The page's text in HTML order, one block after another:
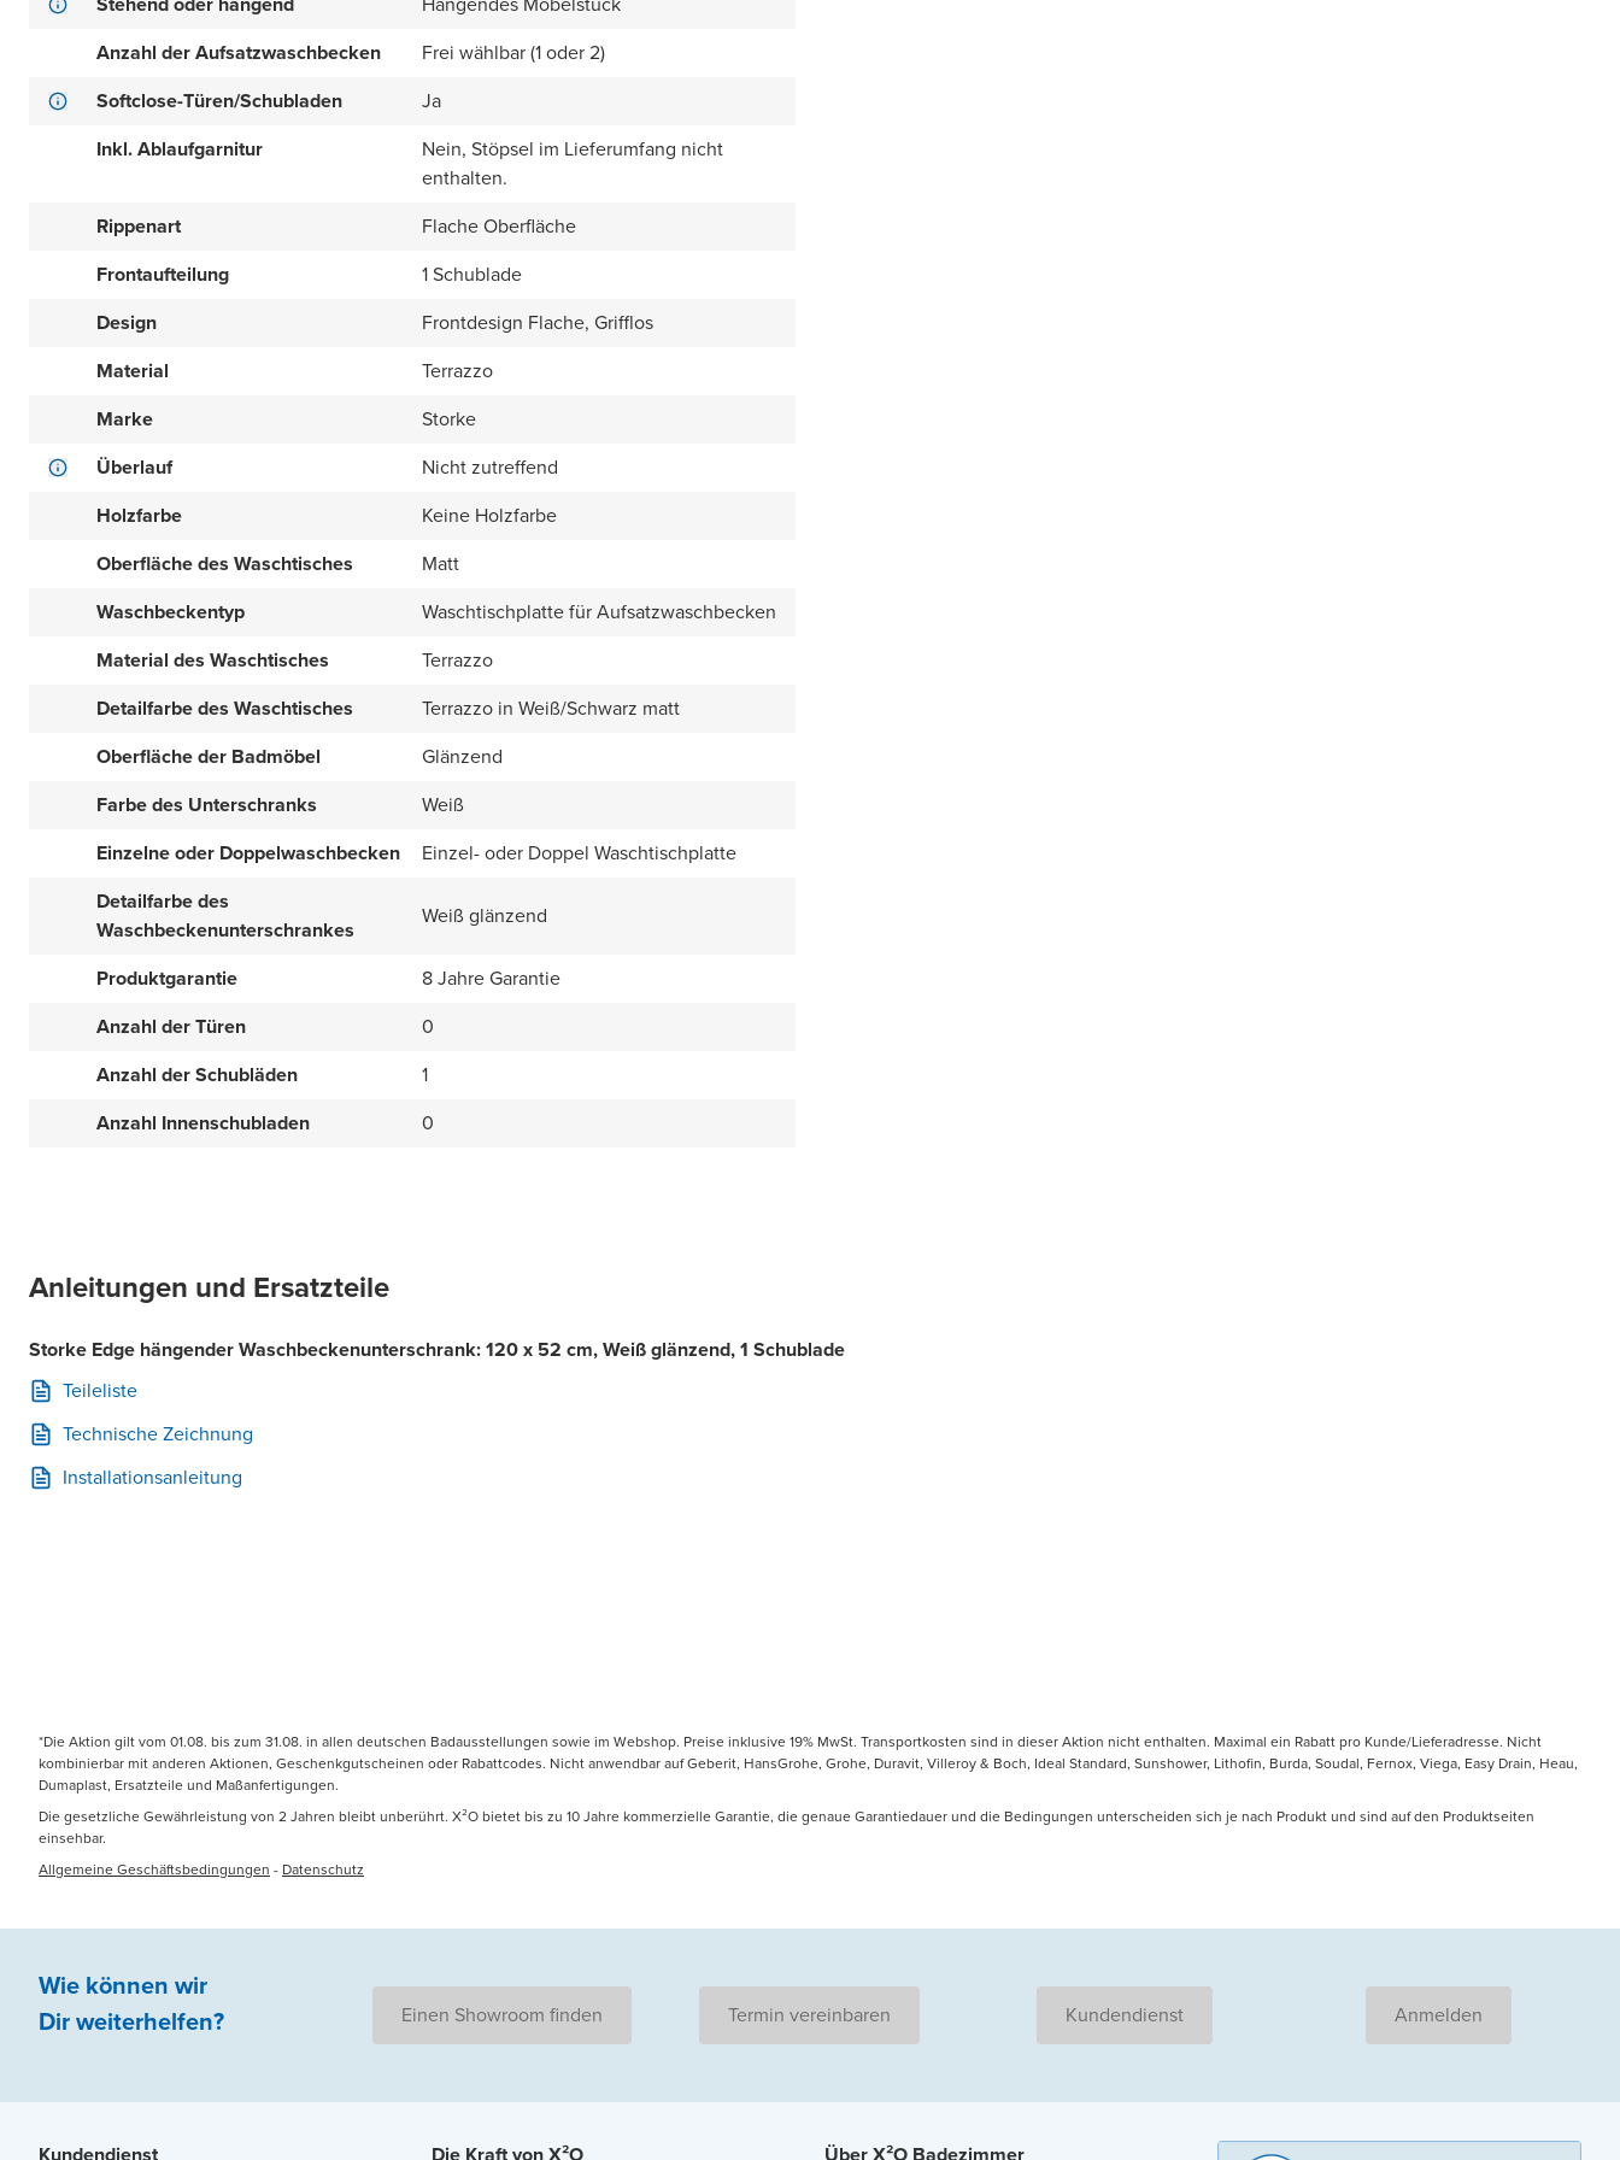
Anzahl der Aufsatzwaschbecken
Frei wählbar (1 oder 2)
Softclose-Türen/Schubladen
Ja
Inkl. Ablaufgarnitur
Nein, Stöpsel im Lieferumfang nicht
enthalten.
Rippenart
Flache Oberfläche
Frontaufteilung
1 Schublade
Design
Frontdesign Flache, Grifflos
Material
Terrazzo
Marke
Storke
Überlauf
Nicht zutreffend
Holzfarbe
Keine Holzfarbe
Oberfläche des Waschtisches
Matt
Waschbeckentyp
Waschtischplatte für Aufsatzwaschbecken
Material des Waschtisches
Terrazzo
Detailfarbe des Waschtisches
Terrazzo in Weiß/Schwarz matt
Oberfläche der Badmöbel
Glänzend
Farbe des Unterschranks
Weiß
Einzelne oder Doppelwaschbecken
Einzel- oder Doppel Waschtischplatte
Detailfarbe des
Waschbeckenunterschrankes
Weiß glänzend
Produktgarantie
8 Jahre Garantie
Anzahl der Türen
0
Anzahl der Schubläden
1
Anzahl Innenschubladen
0
Anleitungen und Ersatzteile
Storke Edge hängender Waschbeckenunterschrank: 120 x 52 cm, Weiß glänzend, 1 Schublade
Teileliste
Technische Zeichnung
Installationsanleitung
*Die Aktion gilt vom 01.08. bis zum 31.08. in allen deutschen Badausstellungen sowie im Webshop. Preise inklusive 19% MwSt. Transportkosten sind in dieser Aktion nicht enthalten. Maximal ein Rabatt pro Kunde/Lieferadresse. Nicht
kombinierbar mit anderen Aktionen, Geschenkgutscheinen oder Rabattcodes. Nicht anwendbar auf Geberit, HansGrohe, Grohe, Duravit, Villeroy & Boch, Ideal Standard, Sunshower, Lithofin, Burda, Soudal, Fernox, Viega, Easy Drain, Heau,
Dumaplast, Ersatzteile und Maßanfertigungen.
Die gesetzliche Gewährleistung von 2 Jahren bleibt unberührt. X²O bietet bis zu 10 Jahre kommerzielle Garantie, die genaue Garantiedauer und die Bedingungen unterscheiden sich je nach Produkt und sind auf den Produktseiten
einsehbar.
Allgemeine Geschäftsbedingungen - Datenschutz
Wie können wir
Dir weiterhelfen? Einen Showroom finden Termin vereinbaren Kundendienst Anmelden